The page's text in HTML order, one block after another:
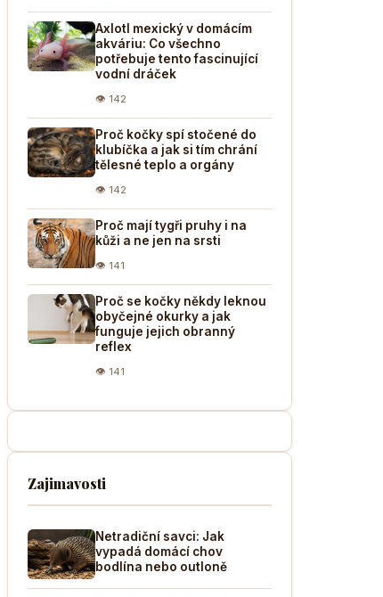
Axlotl mexický v domácím
akváriu: Co všechno
potřebuje tento fascinující
vodní dráček
👁 142
Proč kočky spí stočené do
klubíčka a jak si tím chrání
tělesné teplo a orgány
👁 142
Proč mají tygři pruhy i na
kůži a ne jen na srsti
👁 141
Proč se kočky někdy leknou
obyčejné okurky a jak
funguje jejich obranný
reflex
👁 141
Zajimavosti
Netradiční savci: Jak
vypadá domácí chov
bodlína nebo outloně